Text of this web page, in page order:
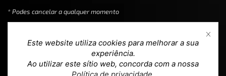
* Podes cancelar a qualquer momento
Copyright © 2023Loja 39. Todos os direitos reservados.
Este website utiliza cookies para melhorar a sua
experiência.
Ao utilizar este sítio web, concorda com a nossa
Política de privacidade